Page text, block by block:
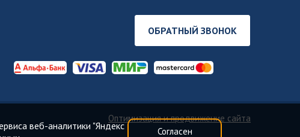
ОБРАТНЫЙ ЗВОНОК
Оптимизация и продвижение сайта
веб-аналитики "Яндекс
Согласен